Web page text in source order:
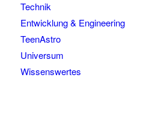
Technik
Entwicklung & Engineering
TeenAstro
Universum
Wissenswertes